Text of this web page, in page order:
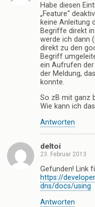
Habe diesen
„Feature“
keine Anleitung
Begriffe direkt
werde ich dann
direkt zu den
Begriff
ein Aufrufen der
der Meldung,
konnte.
So zB mit ganz
Wie kann ich
Antworten
deltoi
23. Februar 2013
Gefunden! Link
https://
dns/docs/using
Antworten